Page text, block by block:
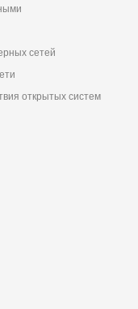
сетей
открытых систем